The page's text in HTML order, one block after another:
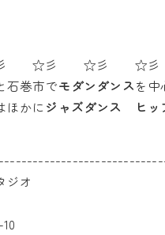
☆彡 ☆彡 ☆
石巻市でモダンダンスを
ほかにジャズダンス ヒ
ジオ